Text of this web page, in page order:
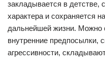
закладывается в детстве,
характера и сохраняется
дальнейшей жизни. Можно
внутренние предпосылки,
агрессивности,